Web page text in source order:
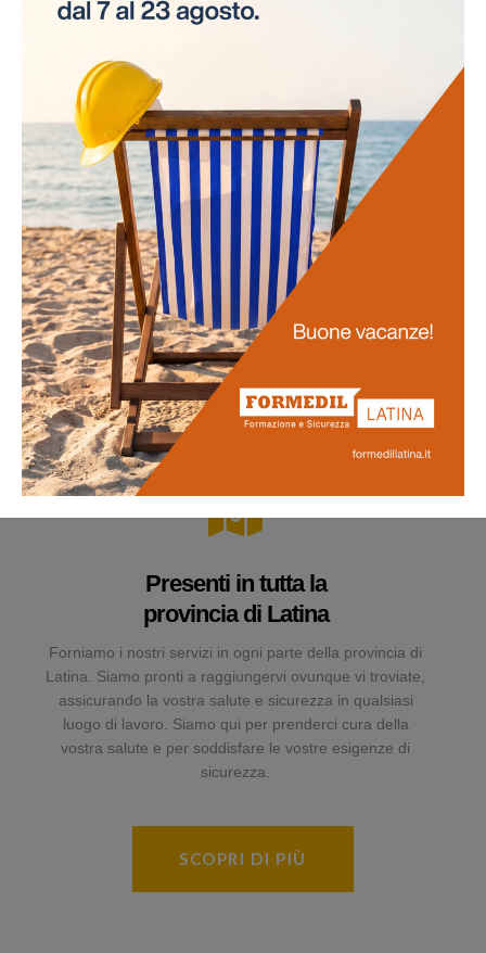
necessità di interruzioni per gli esami. Questo
approccio innovativo non solo risparmia tempo alle
Promozione
della salute
La salute dei lavoratori rappresenta il fulcro di questo
progetto. Favoriamo uno stile di vita salutare tra il
personale e sosteniamo attivamente la prevenzione
delle malattie professionali. Ci impegniamo
nell'obiettivo di potenziare la vostra salute e il vostro
benessere generale.
Presenti in tutta la
provincia di Latina
Forniamo i nostri servizi in ogni parte della provincia di
Latina. Siamo pronti a raggiungervi ovunque vi troviate,
assicurando la vostra salute e sicurezza in qualsiasi
luogo di lavoro. Siamo qui per prenderci cura della
vostra salute e per soddisfare le vostre esigenze di
sicurezza.
SCOPRI DI PIÙ